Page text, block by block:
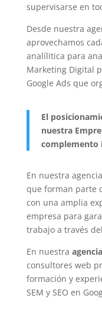
supervisarse en
Desde nuestra
aprovechamos
analílitica para
Marketing Digital
Google Ads que
El
nuestra
complemento
En nuestra
que forman parte
con una amplia
empresa para
trabajo a través
En nuestra
consultores web
formación y
SEM y SEO en